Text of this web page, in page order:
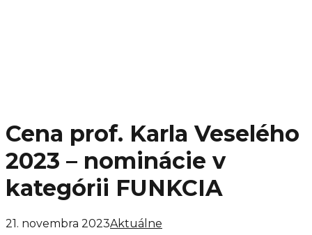
Cena prof. Karla Veselého
2023 – nominácie v
kategórii FUNKCIA
21. novembra 2023Aktuálne